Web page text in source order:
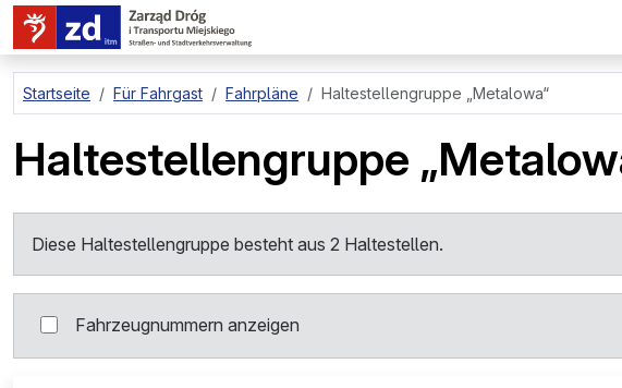
zum Hauptinhalt springen
Startseite Für Fahrgast Fahrpläne Haltestellengruppe „Metalowa“
Haltestellengruppe
Diese Haltestellengruppe besteht aus 2 Haltestellen.
Fahrzeugnummern anzeigen